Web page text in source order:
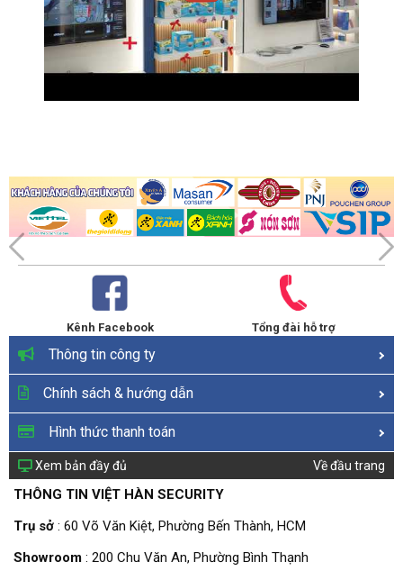
Kênh Facebook Tổng đài hỗ trợ
Thông tin công ty
Chính sách & hướng dẫn
Hình thức thanh toán
Xem bản đầy đủ Về đầu trang
THÔNG TIN VIỆT HÀN SECURITY
Trụ sở : 60 Võ Văn Kiệt, Phường Bến Thành, HCM
Showroom : 200 Chu Văn An, Phường Bình Thạnh